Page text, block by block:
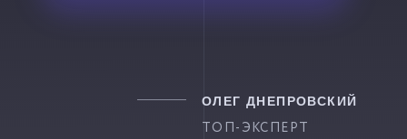
ОЛЕГ ДНЕПРОВСКИЙ
ТОП-ЭКСПЕРТ